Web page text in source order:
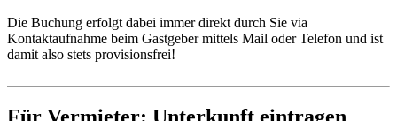
Die Buchung erfolgt dabei immer direkt durch Sie via
Kontaktaufnahme beim Gastgeber mittels Mail oder Telefon und ist
damit also stets provisionsfrei!